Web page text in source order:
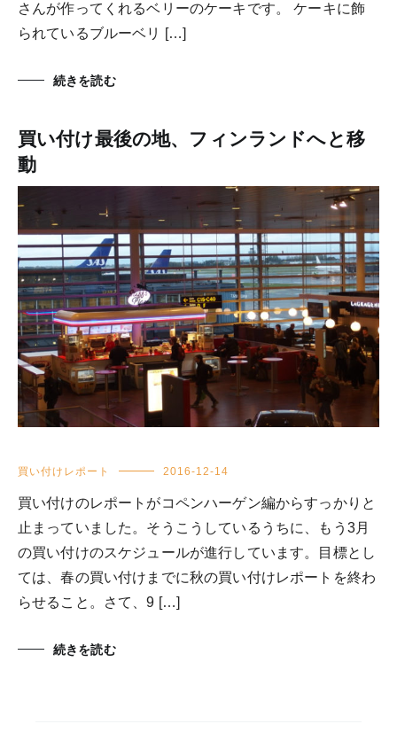
さんが作ってくれるベリーのケーキです。 ケーキに飾
られているブルーベリ […]
続きを読む
買い付け最後の地、フィンランドへと移
動
買い付けレポート 2016-12-14
買い付けのレポートがコペンハーゲン編からすっかりと
止まっていました。そうこうしているうちに、もう3月
の買い付けのスケジュールが進行しています。目標とし
ては、春の買い付けまでに秋の買い付けレポートを終わ
らせること。さて、9 […]
続きを読む